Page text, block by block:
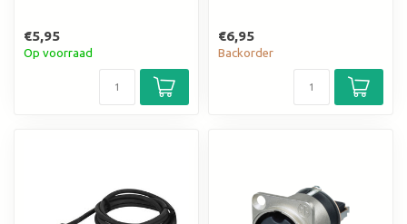
€5,95
Op voorraad
€6,95
Backorder